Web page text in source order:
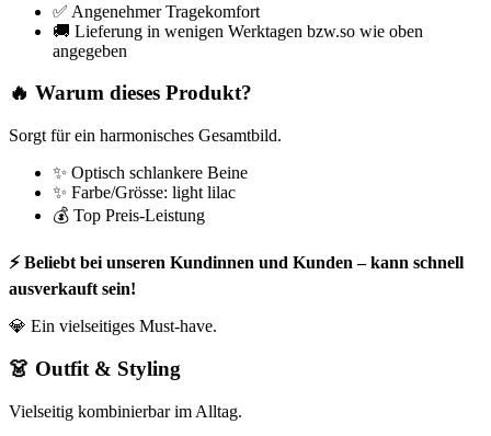
✅ Angenehmer Tragekomfort
🚚 Lieferung in wenigen Werktagen bzw.so wie oben
angegeben
🔥 Warum dieses Produkt?
Sorgt für ein harmonisches Gesamtbild.
✨ Optisch schlankere Beine
✨ Farbe/Grösse: light lilac
💰 Top Preis-Leistung
⚡ Beliebt bei unseren Kundinnen und Kunden – kann schnell
ausverkauft sein!
💎 Ein vielseitiges Must-have.
👗 Outfit & Styling
Vielseitig kombinierbar im Alltag.